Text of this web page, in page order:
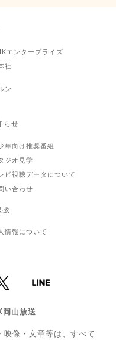
エンタープライズ
社
ン
らせ
年向け推奨番組
ジオ見学
ビ視聴データについて
い合わせ
扱
情報について
山放送
映像・文章等は、すべて